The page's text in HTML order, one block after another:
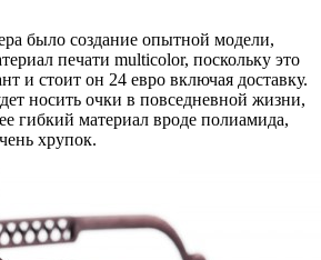
было создание опытной модели,
печати multicolor, поскольку это
и стоит он 24 евро включая доставку.
носить очки в повседневной жизни,
гибкий материал вроде полиамида,
хрупок.